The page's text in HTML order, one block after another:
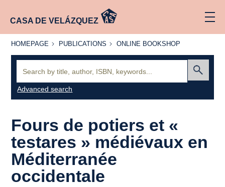
CASA DE VELÁZQUEZ
HOMEPAGE
HOMEPAGE PUBLICATIONS
PUBLICATIONS
ONLINE
ONLINE BOOKSHOP
Advanced search
Fours de potiers et «
testares » médiévaux en
Méditerranée
occidentale